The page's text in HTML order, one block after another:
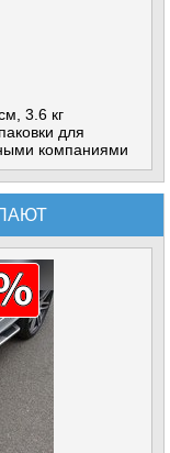
3.6 кг
для
компаниями